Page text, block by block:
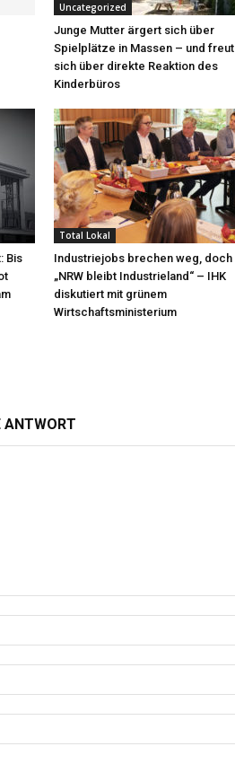
Uncategorized
Junge Mutter ärgert sich über
Spielplätze in Massen – und freut
sich über direkte Reaktion des
Kinderbüros
Bis
Total Lokal
Industriejobs brechen weg, doch
„NRW bleibt Industrieland“ – IHK
diskutiert mit grünem
Wirtschaftsministerium
ANTWORT